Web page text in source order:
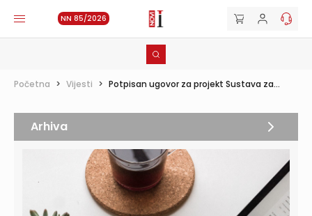
NN 85/2026
Početna > Vijesti > Potpisan ugovor za projekt Sustava za...
Arhiva